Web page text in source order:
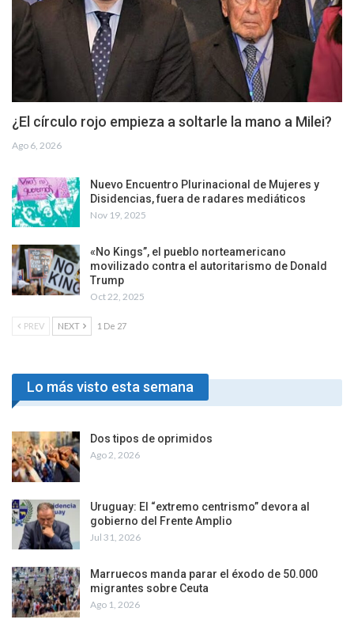
¿El círculo rojo empieza a soltarle la mano a Milei?
Ago 6, 2026
Nuevo Encuentro Plurinacional de Mujeres y
Disidencias, fuera de radares mediáticos
Nov 19, 2025
«No Kings”, el pueblo norteamericano
movilizado contra el autoritarismo de Donald
Trump
Oct 22, 2025
PREV NEXT 1 De 27
Lo más visto esta semana
Dos tipos de oprimidos
Ago 2, 2026
Uruguay: El “extremo centrismo” devora al
gobierno del Frente Amplio
Jul 31, 2026
Marruecos manda parar el éxodo de 50.000
migrantes sobre Ceuta
Ago 1, 2026